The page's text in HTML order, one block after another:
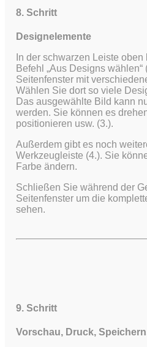
8. Schritt
Designelemente
In der schwarzen Leiste
Befehl „Aus Designs
Seitenfenster mit
Wählen Sie dort so viele
Das ausgewählte Bild kann
werden. Sie können es
positionieren usw. (3.).
Außerdem gibt es noch
Werkzeugleiste (4.). Sie
Farbe ändern.
Schließen Sie während der
Seitenfenster um die
sehen.
9. Schritt
Vorschau, Druck,